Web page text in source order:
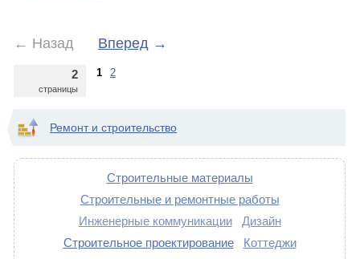
← Назад Вперед →
2
страницы
1 2
Ремонт и строительство
Строительные материалы
Строительные и ремонтные работы
Инженерные коммуникации
Дизайн
Строительное проектирование
Коттеджи